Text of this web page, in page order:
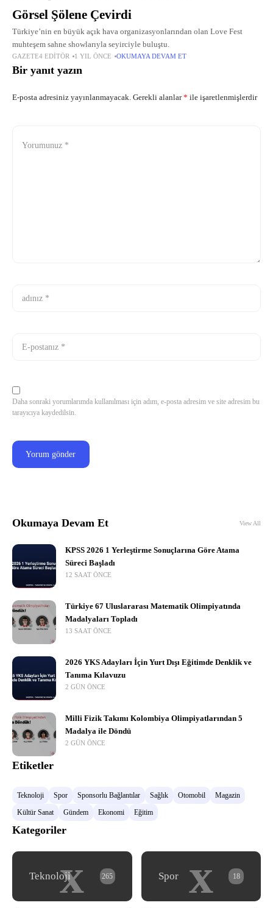
Görsel Şölene Çevirdi
Türkiye’nin en büyük açık hava organizasyonlarından olan Love Fest
muhteşem sahne showlarıyla seyirciyle buluştu.
GAZETE4 EDITÖR 1 YIL ÖNCE OKUMAYA DEVAM ET
Bir yanıt yazın
E-posta adresiniz yayınlanmayacak. Gerekli alanlar* ile işaretlenmişlerdir
Daha sonraki yorumlarımda kullanılması için adım, e-posta adresim ve site adresim bu
tarayıcıya kaydedilsin.
Okumaya Devam Et View All
KPSS 2026 1 Yerleştirme Sonuçlarına Göre Atama
Süreci Başladı
12 SAAT ÖNCE
Türkiye 67 Uluslararası Matematik Olimpiyatında
Madalyaları Topladı
13 SAAT ÖNCE
2026 YKS Adayları İçin Yurt Dışı Eğitimde Denklik ve
Tanıma Kılavuzu
2 GÜN ÖNCE
Milli Fizik Takımı Kolombiya Olimpiyatlarından 5
Madalya ile Döndü
2 GÜN ÖNCE
Etiketler
Teknoloji Spor Sponsorlu Bağlantılar Sağlık Otomobil
Magazin
Kültür Sanat
Gündem Ekonomi Eğitim
Kategoriler
x
Teknoloji 265 x
Spor 18